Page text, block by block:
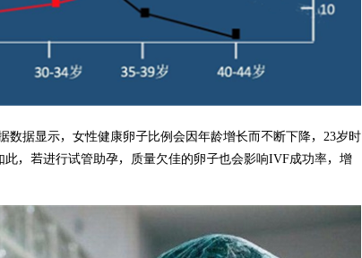
数据显示，女性健康卵子比例会因年龄增长而不断下降，23岁时
此，若进行试管助孕，质量欠佳的卵子也会影响IVF成功率，增